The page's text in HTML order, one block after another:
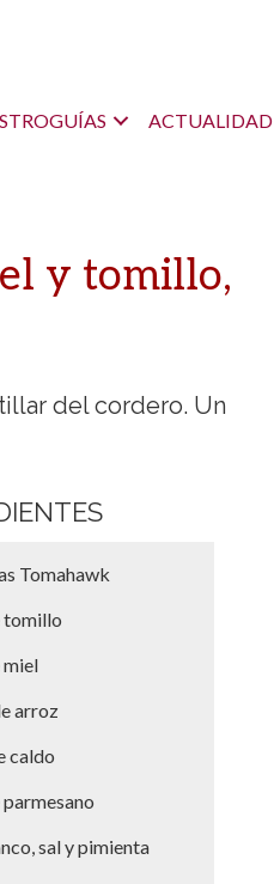
ACTUALIDAD
y tomillo,
del cordero. Un
Tomahawk
tomillo
miel
arroz
caldo
sal y pimienta